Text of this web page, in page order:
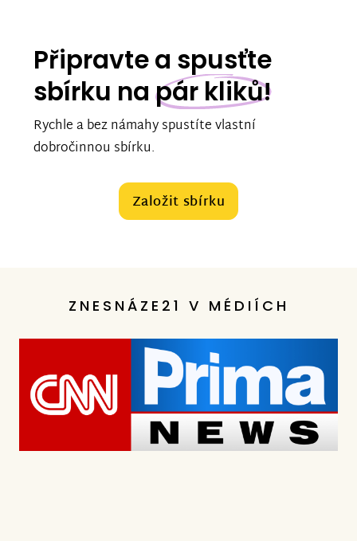
Připravte a spusťte
sbírku na pár kliků!
Rychle a bez námahy spustíte vlastní
dobročinnou sbírku.
Založit sbírku
ZNESNÁZE21 V MÉDIÍCH